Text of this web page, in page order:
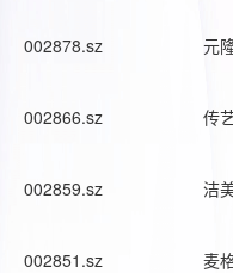
002878.sz 元
002866.sz 传
002859.sz 洁
002851.sz 麦